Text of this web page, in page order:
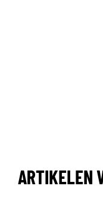
ARTIKELEN